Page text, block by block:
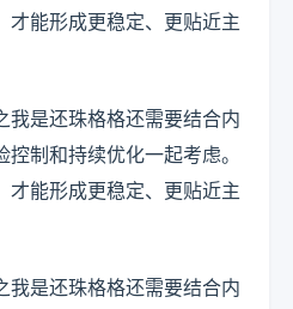
才能形成更稳定、更贴近主
我是还珠格格还需要结合内
制和持续优化一起考虑。
才能形成更稳定、更贴近主
我是还珠格格还需要结合内